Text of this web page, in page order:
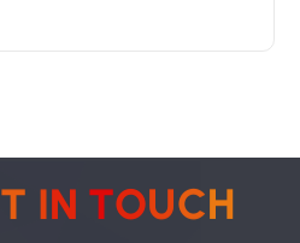
T IN TOUCH